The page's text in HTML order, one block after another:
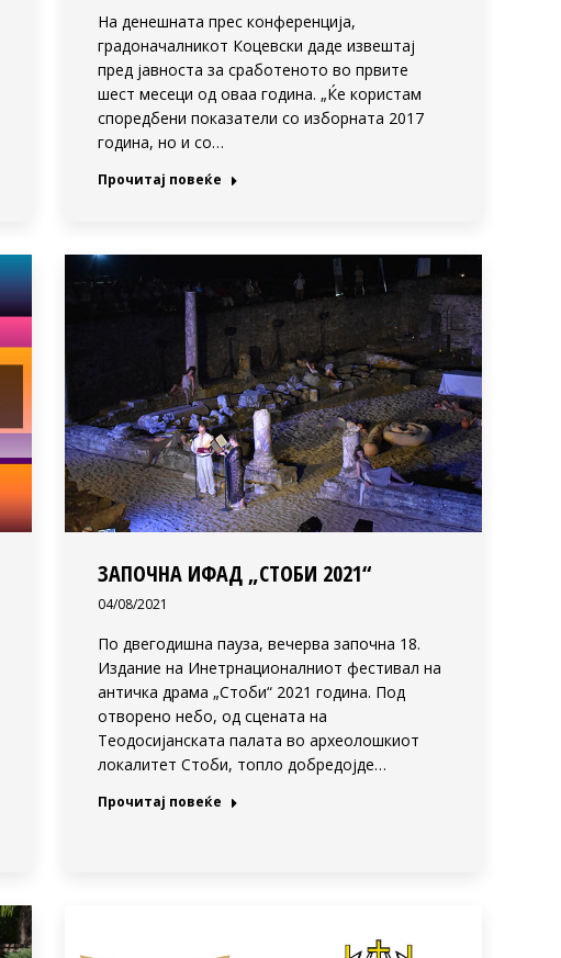
На денешната прес конференција,
градоначалникот Коцевски даде извештај
пред јавноста за сработеното во првите
шест месеци од оваа година. „Ќе користам
споредбени показатели со изборната 2017
година, но и со…
Прочитај повеќе
ЗАПОЧНА ИФАД „СТОБИ 2021“
04/08/2021
По двегодишна пауза, вечерва започна 18.
Издание на Инетрнационалниот фестивал на
античка драма „Стоби“ 2021 година. Под
отворено небо, од сцената на
Теодосијанската палата во археолошкиот
локалитет Стоби, топло добредојде…
Прочитај повеќе